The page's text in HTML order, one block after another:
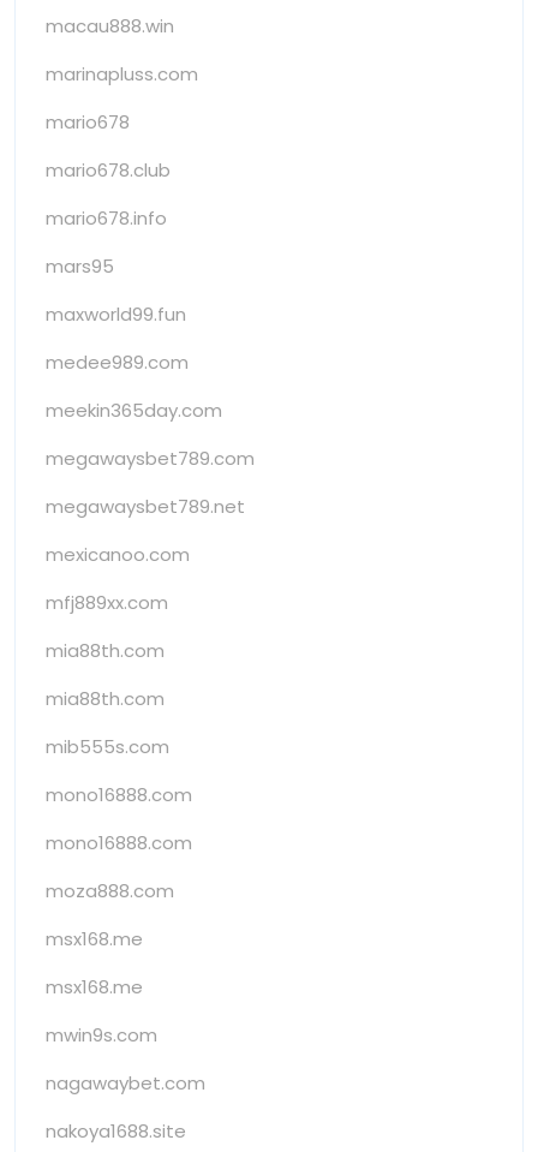
macau888.win
marinapluss.com
mario678
mario678.club
mario678.info
mars95
maxworld99.fun
medee989.com
meekin365day.com
megawaysbet789.com
megawaysbet789.net
mexicanoo.com
mfj889xx.com
mia88th.com
mia88th.com
mib555s.com
mono16888.com
mono16888.com
moza888.com
msx168.me
msx168.me
mwin9s.com
nagawaybet.com
nakoya1688.site